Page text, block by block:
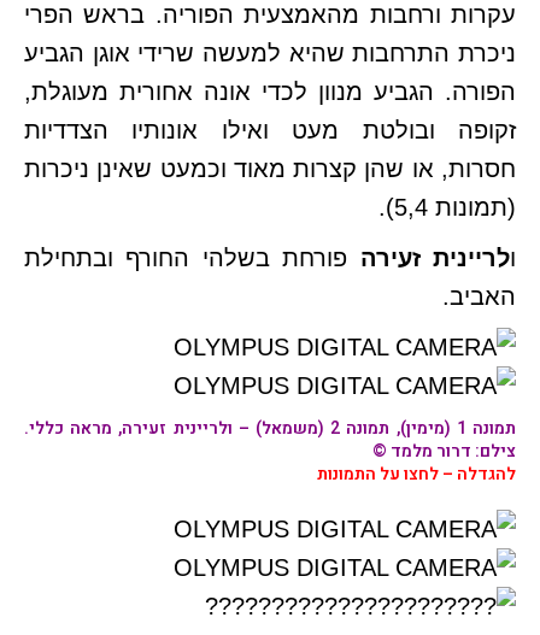
עקרות ורחבות מהאמצעית הפוריה. בראש הפרי
ניכרת התרחבות שהיא למעשה שרידי אוגן הגביע
הפורה. הגביע מנוון לכדי אונה אחורית מעוגלת,
זקופה ובולטת מעט ואילו אונותיו הצדדיות
חסרות, או שהן קצרות מאוד וכמעט שאינן ניכרות
(תמונות 5,4).
ולריינית זעירה פורחת בשלהי החורף ובתחילת
האביב.
תמונה 1 (מימין), תמונה 2 (משמאל) – ולריינית זעירה, מראה כללי.
צילם: דרור מלמד ©
להגדלה – לחצו על התמונות